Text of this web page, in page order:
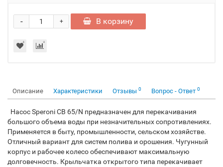
+
- В корзину
Описание Характеристики Отзывы 0 Вопрос - Ответ 0
Насос Speroni CB 65/N предназначен для перекачивания
большого объема воды при незначительных сопротивлениях.
Применяется в быту, промышленности, сельском хозяйстве.
Отличный вариант для систем полива и орошения. Чугунный
корпус и рабочее колесо обеспечивают максимальную
долговечность. Крыльчатка открытого типа перекачивает